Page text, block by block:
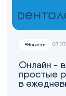
Новости
Онлайн -
простые
в